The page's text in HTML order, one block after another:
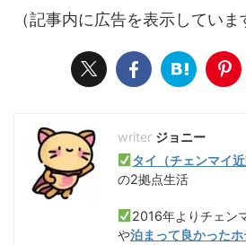
（記事内に広告を表示していま
ジョニー
タイ（チェンマイ近
の2拠点生活
2016年よりチェン
や泊まって良かった